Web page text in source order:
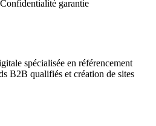
garantie
spécialisée en référencement
B2B qualifiés et création de sites